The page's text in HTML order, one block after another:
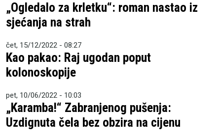
„Ogledalo za krletku“: roman nastao iz
sjećanja na strah
čet, 15/12/2022 - 08:27
Kao pakao: Raj ugodan poput
kolonoskopije
pet, 10/06/2022 - 10:03
„Karamba!“ Zabranjenog pušenja:
Uzdignuta čela bez obzira na cijenu